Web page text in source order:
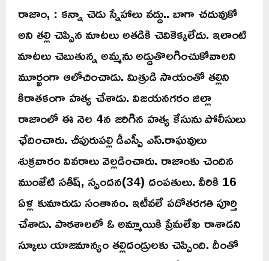
రాజాం, : కన్నా చెడు స్నేహాలు వద్దు.. బాగా చదువుకో
అని తల్లి చెప్పిన మాటలు అతడికి చెవికెక్కలేదు. ఇలాంటి
మాటలు చెబుతున్న అమ్మను అడ్డుతొలగించుకోవాలని
మూర్ఖంగా ఆలోచించాడు. మిత్రుడి సాయంతో తల్లిని
కిరాతకంగా హత్య చేశాడు. విజయనగరం జిల్లా
రాజాంలో ఈ నెల 4న జరిగిన హత్య కేసును పోలీసులు
ఛేదించారు. చీపురుపల్లి డీఎస్పీ ఎస్.రాఘవులు
శుక్రవారం వివరాలు వెల్లడించారు. రాజాంకు చెందిన
ముంజేటి సతీష్, స్పందన(34) దంపతులు. వీరికి 16
ఏళ్ల కుమారుడు సంతానం. ఇటీవలే పదోతరగతి పూర్తి
చేశాడు. పాఠశాలలో ఓ అమ్మాయికి ప్రేమలేఖ రాశాడని
స్కూలు యాజమాన్యం తల్లిదండ్రులకు చెప్పింది. దీంతో